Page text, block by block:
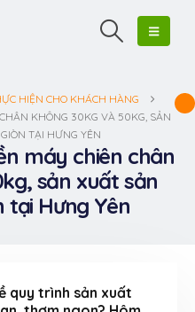
HIỆN CHO KHÁCH HÀNG
KHÔNG 30KG VÀ 50KG, SẢN
TẠI HƯNG YÊN
máy chiên chân
sản xuất sản
tại Hưng Yên
quy trình sản xuất